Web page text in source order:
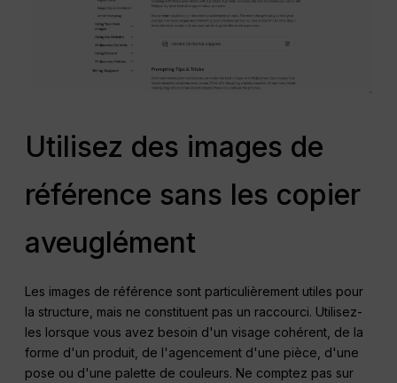
Utilisez des images de
référence sans les copier
aveuglément
Les images de référence sont particulièrement utiles pour
la structure, mais ne constituent pas un raccourci. Utilisez-
les lorsque vous avez besoin d'un visage cohérent, de la
forme d'un produit, de l'agencement d'une pièce, d'une
pose ou d'une palette de couleurs. Ne comptez pas sur